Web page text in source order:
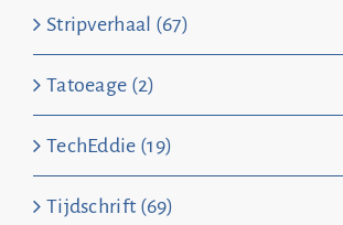
Stripverhaal (67)
Tatoeage (2)
TechEddie (19)
Tijdschrift (69)